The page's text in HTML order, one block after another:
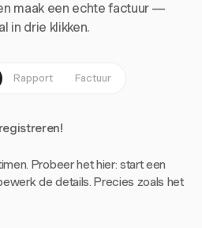
maak een echte factuur —
in drie klikken.
Rapport Factuur
Probeer het hier: start een
de details. Precies zoals het